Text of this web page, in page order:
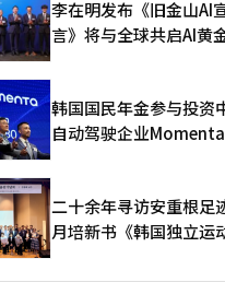
李在明发布《旧金山AI
言》将与全球共启AI黄
韩国国民年金参与投资
自动驾驶企业Momenta
二十余年寻访安重根足
月培新书《韩国独立运
版